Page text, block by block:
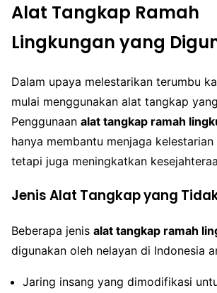
Alat Tangkap Ramah
Lingkungan yang
Dalam upaya melestarikan terumbu
mulai menggunakan alat tangkap
Penggunaan alat tangkap ramah
hanya membantu menjaga
tetapi juga meningkatkan
Jenis Alat Tangkap yang
Beberapa jenis alat tangkap ramah
digunakan oleh nelayan di Indonesia
Jaring insang yang dimodifikasi